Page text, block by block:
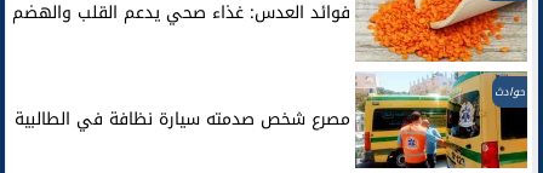
فوائد العدس: غذاء صحي يدعم القلب والهضم
حوادث
مصرع شخص صدمته سيارة نظافة في الطالبية